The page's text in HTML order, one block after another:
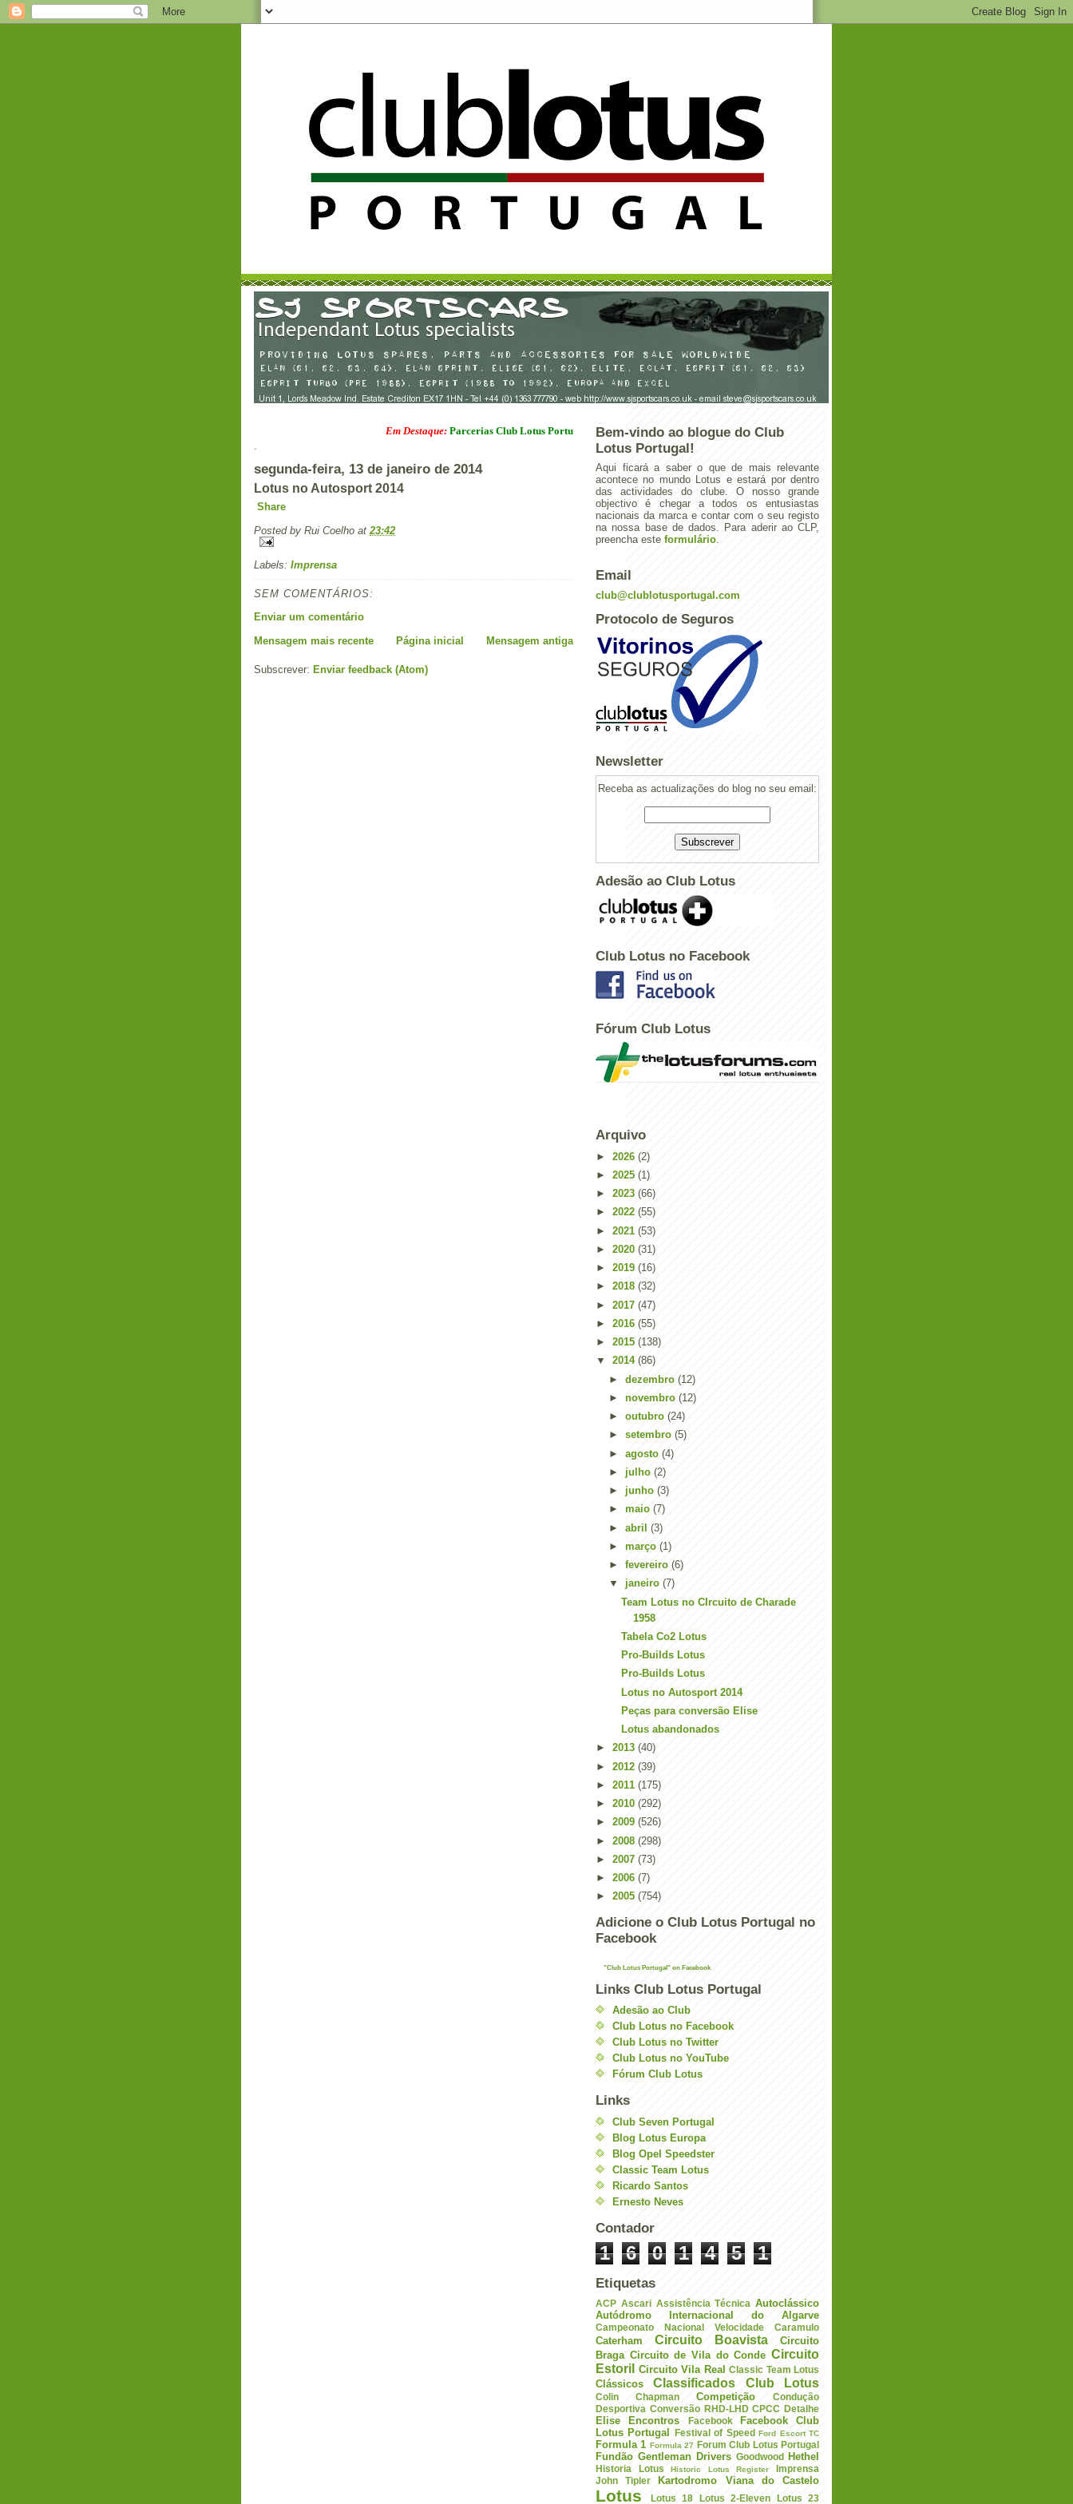
Em Destaque:Parcerias Club Lotus Portugal
segunda-feira, 13 de janeiro de 2014
Lotus no Autosport 2014
Share
Posted by Rui Coelho at 23:42
Labels: Imprensa
SEM COMENTÁRIOS:
Enviar um comentário
Mensagem mais recente
Mensagem antiga
Página inicial
Subscrever: Enviar feedback (Atom)
Bem-vindo ao blogue do Club
Lotus Portugal!
Aqui ficará a saber o que de mais relevante
acontece no mundo Lotus e estará por dentro
das actividades do clube. O nosso grande
objectivo é chegar a todos os entusiastas
nacionais da marca e contar com o seu registo
na nossa base de dados. Para aderir ao CLP,
preencha este formulário.
Email
club@clublotusportugal.com
Protocolo de Seguros
Newsletter
Receba as actualizações do blog no seu email:
Adesão ao Club Lotus
Club Lotus no Facebook
Fórum Club Lotus
Arquivo
► 2026 (2)
► 2025 (1)
► 2023 (66)
► 2022 (55)
► 2021 (53)
► 2020 (31)
► 2019 (16)
► 2018 (32)
► 2017 (47)
► 2016 (55)
► 2015 (138)
▼ 2014 (86)
► dezembro (12)
► novembro (12)
► outubro (24)
► setembro (5)
► agosto (4)
► julho (2)
► junho (3)
► maio (7)
► abril (3)
► março (1)
► fevereiro (6)
▼ janeiro (7)
Team Lotus no CIrcuito de Charade
1958
Tabela Co2 Lotus
Pro-Builds Lotus
Pro-Builds Lotus
Lotus no Autosport 2014
Peças para conversão Elise
Lotus abandonados
► 2013 (40)
► 2012 (39)
► 2011 (175)
► 2010 (292)
► 2009 (526)
► 2008 (298)
► 2007 (73)
► 2006 (7)
► 2005 (754)
Adicione o Club Lotus Portugal no
Facebook
"Club Lotus Portugal" on Facebook
Links Club Lotus Portugal
Adesão ao Club
Club Lotus no Facebook
Club Lotus no Twitter
Club Lotus no YouTube
Fórum Club Lotus
Links
Club Seven Portugal
Blog Lotus Europa
Blog Opel Speedster
Classic Team Lotus
Ricardo Santos
Ernesto Neves
Contador
1 6 0 1 4 5 1
Etiquetas
ACP Ascari Assistência Técnica Autoclássico
Autódromo Internacional do Algarve
Campeonato Nacional Velocidade Caramulo
Caterham Circuito Boavista
Circuito
Braga Circuito de Vila do Conde Circuito
Estoril Circuito Vila Real Classic Team Lotus
Clássicos Classificados Club Lotus
Colin Chapman Competição
Condução
Desportiva Conversão RHD-LHD CPCC Detalhe
Elise Encontros Facebook
Facebook Club
Lotus Portugal
Festival of Speed Ford Escort TC
Formula 1 Formula 27 Forum Club Lotus Portugal
Fundão Gentleman Drivers Goodwood Hethel
Historia Lotus Historic Lotus Register
Imprensa
John Tipler
Kartodromo Viana do Castelo
Lotus Lotus 18 Lotus 2-Eleven Lotus 23